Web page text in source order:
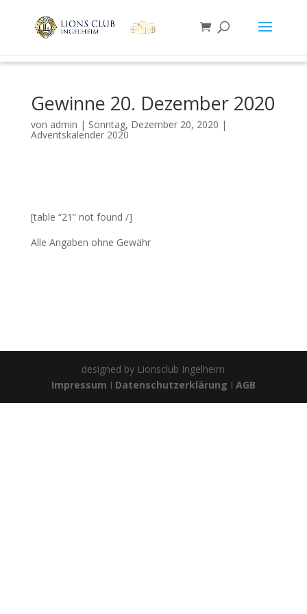
Gewinne 20. Dezember 2020
von admin | Sonntag, Dezember 20, 2020 |
Adventskalender 2020
[table “21” not found /]
Alle Angaben ohne Gewähr
designed by Lionsclub Ingelheim
Impressum I Datenschutzerklärung I AGB